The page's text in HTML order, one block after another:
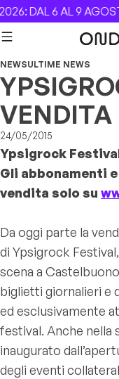
Skip to content
DAL 6 AL 9
NEWSULTIME NEWS
VENDITA
24/05/2015
Ypsigrock
Gli abbonamenti
vendita solo su
Da oggi parte la
di Ypsigrock
scena a
biglietti giornalieri e
ed esclusivamente
festival. Anche nella
inaugurato
degli eventi